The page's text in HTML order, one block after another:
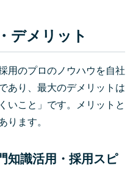
デメリット
用のプロのノウハウを自社
あり、最大のデメリットは
いこと」です。メリットと
ります。
知識活用・採用スピ